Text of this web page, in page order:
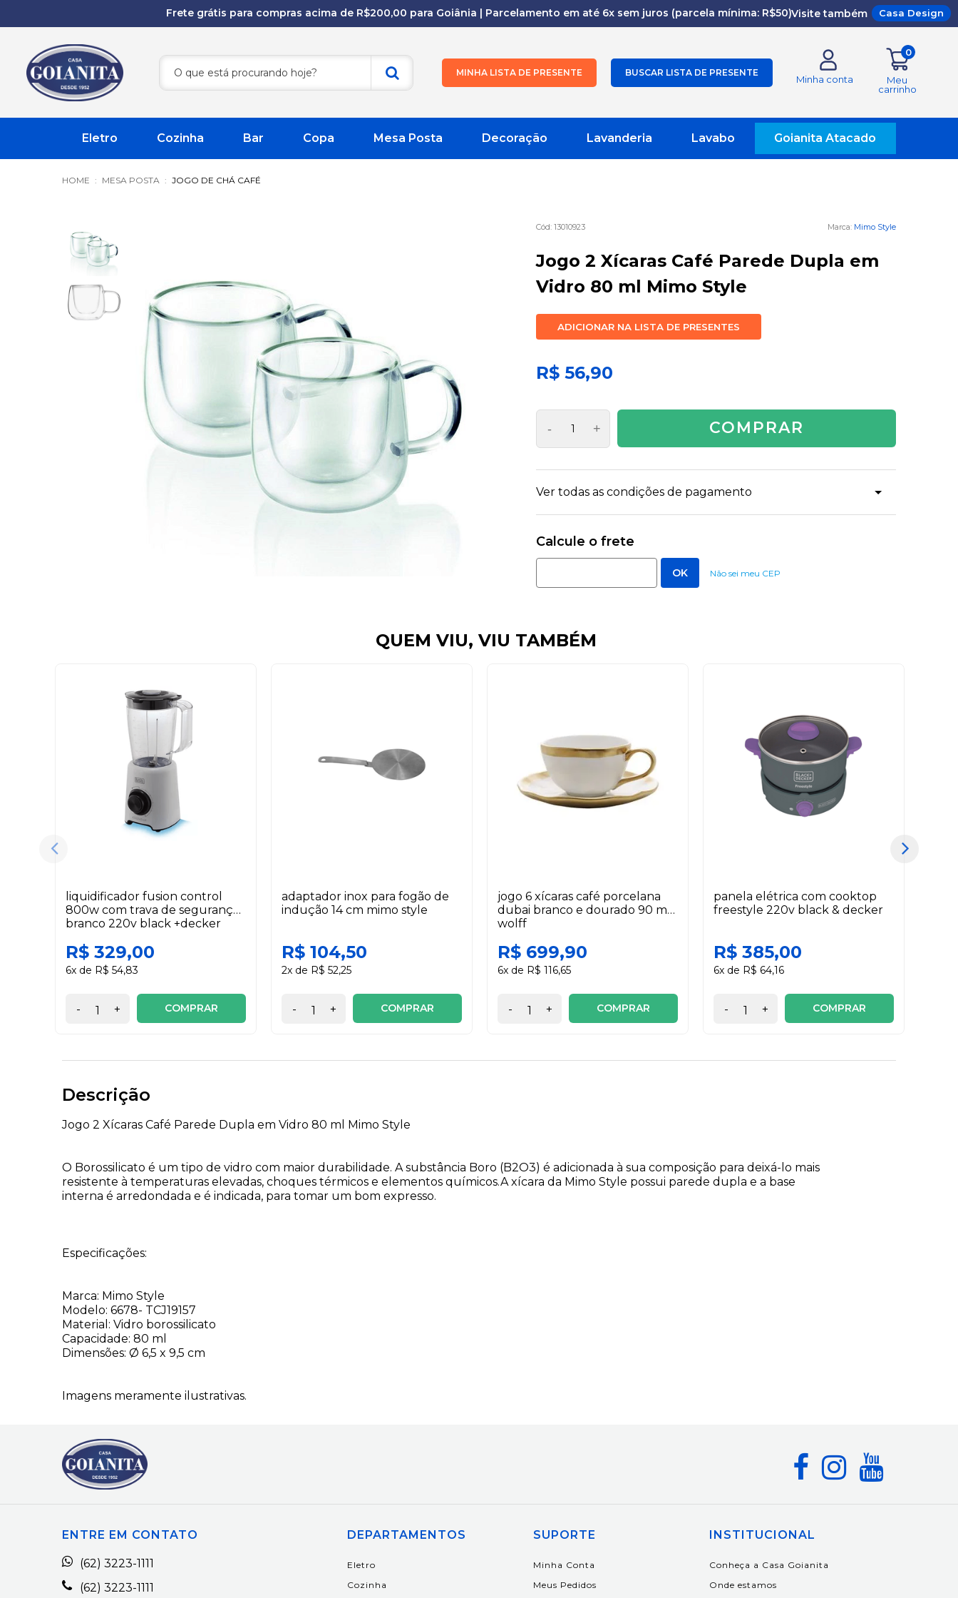
Frete grátis para compras acima de R$200,00 para Goiânia | Parcelamento em até 6x sem juros (parcela mínima: R$50)Visite também Casa Design
MINHA LISTA DE PRESENTE BUSCAR LISTA DE PRESENTE
Minha conta
0
Meu
carrinho
Eletro Cozinha Bar Copa Mesa Posta Decoração Lavanderia Lavabo Goianita Atacado
MESA POSTA JOGO DE CHÁ CAFÉ
13010923 Mimo Style
Jogo 2 Xícaras Café Parede Dupla em
Vidro 80 ml Mimo Style
ADICIONAR NA LISTA DE PRESENTES
R$ 56,90
- + COMPRAR
Ver todas as condições de pagamento
Não sei meu CEP
QUEM VIU, VIU TAMBÉM
liquidificador fusion control
800w com trava de segurança
branco 220v black +decker
R$ 329,00
6x de R$ 54,83
- + COMPRAR
adaptador inox para fogão de
indução 14 cm mimo style
R$ 104,50
2x de R$ 52,25
- + COMPRAR
jogo 6 xícaras café porcelana
dubai branco e dourado 90 ml
wolff
R$ 699,90
6x de R$ 116,65
- + COMPRAR
panela elétrica com cooktop
freestyle 220v black & decker
R$ 385,00
6x de R$ 64,16
- + COMPRAR
Descrição
Jogo 2 Xícaras Café Parede Dupla em Vidro 80 ml Mimo Style
O Borossilicato é um tipo de vidro com maior durabilidade. A substância Boro (B2O3) é adicionada à sua composição para deixá-lo mais
resistente à temperaturas elevadas, choques térmicos e elementos químicos.A xícara da Mimo Style possui parede dupla e a base
interna é arredondada e é indicada, para tomar um bom expresso.
Especificações:
Marca: Mimo Style
Modelo: 6678- TCJ19157
Material: Vidro borossilicato
Capacidade: 80 ml
Dimensões: Ø 6,5 x 9,5 cm
Imagens meramente ilustrativas.
ENTRE EM CONTATO
(62) 3223-1111
(62) 3223-1111
DEPARTAMENTOS
Eletro
Cozinha
SUPORTE
Minha Conta
Meus Pedidos
INSTITUCIONAL
Conheça a Casa Goianita
Onde estamos